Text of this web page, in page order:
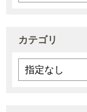
カテゴリ